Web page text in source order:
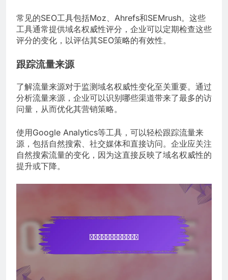
常见的SEO工具包括Moz、Ahrefs和SEMrush。这些
工具通常提供域名权威性评分，企业可以定期检查这些
评分的变化，以评估其SEO策略的有效性。
跟踪流量来源
了解流量来源对于监测域名权威性变化至关重要。通过
分析流量来源，企业可以识别哪些渠道带来了最多的访
问量，从而优化其营销策略。
使用Google Analytics等工具，可以轻松跟踪流量来
源，包括自然搜索、社交媒体和直接访问。企业应关注
自然搜索流量的变化，因为这直接反映了域名权威性的
提升或下降。